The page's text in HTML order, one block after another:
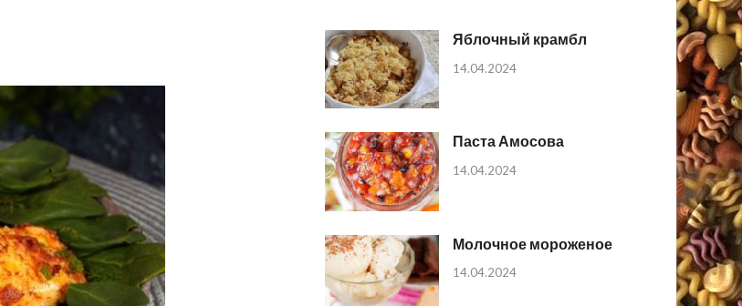
Яблочный крамбл
14.04.2024
Паста Амосова
14.04.2024
Молочное мороженое
14.04.2024